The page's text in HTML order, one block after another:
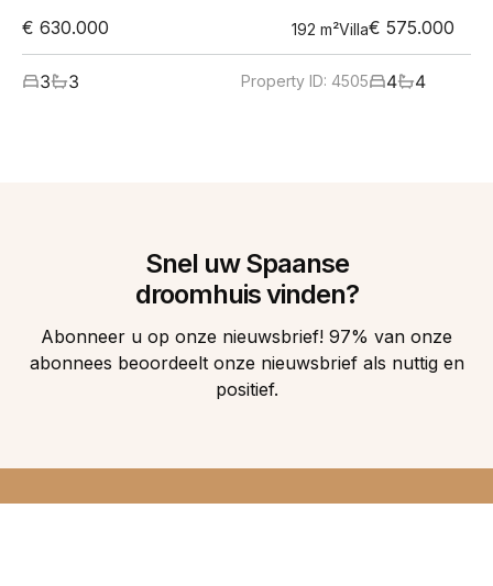
€ 630.000
192 m²Villa
3 3 Property ID: 4505
€ 575.000
4 4
Snel uw Spaanse
droomhuis vinden?
Abonneer u op onze nieuwsbrief! 97% van onze
abonnees beoordeelt onze nieuwsbrief als nuttig en
positief.